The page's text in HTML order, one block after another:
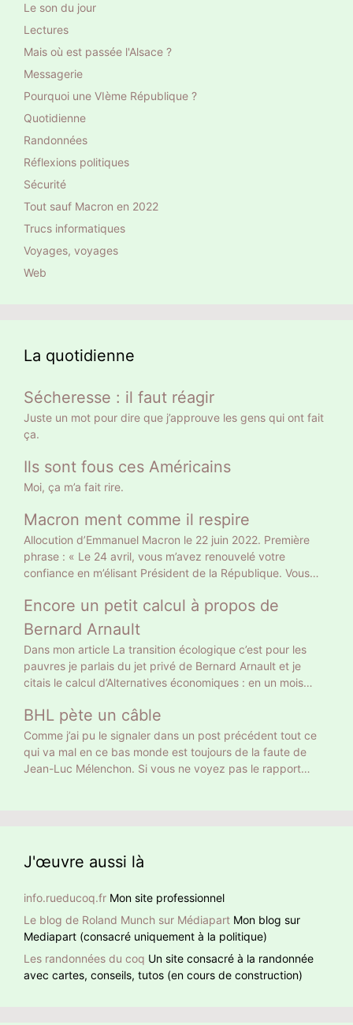
Le son du jour
Lectures
Mais où est passée l'Alsace ?
Messagerie
Pourquoi une VIème République ?
Quotidienne
Randonnées
Réflexions politiques
Sécurité
Tout sauf Macron en 2022
Trucs informatiques
Voyages, voyages
Web
La quotidienne
Sécheresse : il faut réagir
Juste un mot pour dire que j’approuve les gens qui ont fait
ça.
Ils sont fous ces Américains
Moi, ça m’a fait rire.
Macron ment comme il respire
Allocution d’Emmanuel Macron le 22 juin 2022. Première
phrase : « Le 24 avril, vous m’avez renouvelé votre
confiance en m’élisant Président de la République. Vous
donnant une légitimité claire. » Gros mensonge. Le 10 avril
il a eu 9 783058 voix soit 27,85% des suffrages exprimés
et 20% des inscrits. Un Français sur 5 a approuvé son
projet tellement clair : retraite à 65 ans et allocataires du
RSA au turbin. Vous vous rappelez autre chose, vous ? Le
24 avril 18 768 639 électeurs ont voté Macron, le double.
Donc la moitié n’ont pas voté pour son projet mais pour
faire barrage à Marine Le Pen. Curieusement, sur les
chaînes d’info on commente, dans la presse écrite on
éditorialise. Peu ont pointé ce mensonge initial. Comment
faire confiance à quelqu’un qui ment dès la première
Encore un petit calcul à propos de
Bernard Arnault
Dans mon article La transition écologique c’est pour les
pauvres je parlais du jet privé de Bernard Arnault et je
citais le calcul d’Alternatives économiques : en un mois
Français moyen en 18 ans. On peut calculer autrement. 18
ans ce sont 216 mois. Donc Bernard Arnault a la même
empreinte carbone que 216 Français moyens. Et encore on
ne parle que de son jet privé. Ni de son yacht privé de 101
BHL pète un câble
Comme j’ai pu le signaler dans un post précédent tout ce
qui va mal en ce bas monde est toujours de la faute de
Jean-Luc Mélenchon. Si vous ne voyez pas le rapport
J'œuvre aussi là
info.rueducoq.fr Mon site professionnel
Le blog de Roland Munch sur Médiapart Mon blog sur
Mediapart (consacré uniquement à la politique)
Les randonnées du coq Un site consacré à la randonnée
avec cartes, conseils, tutos (en cours de construction)